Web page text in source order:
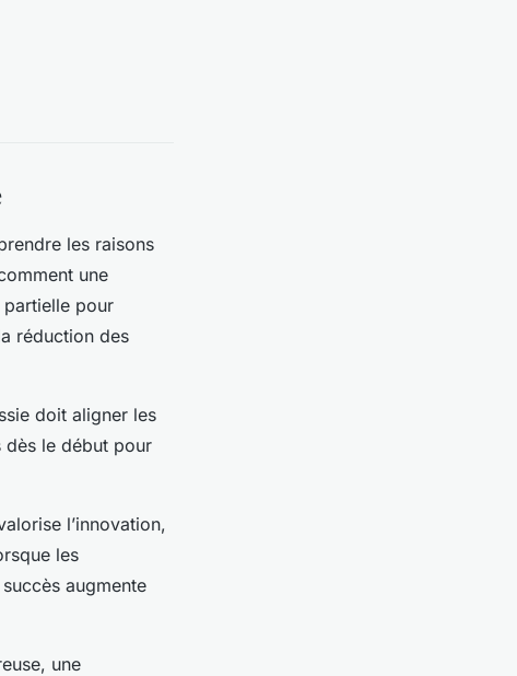
les raisons
une
partielle pour
réduction des
doit aligner les
dès le début pour
l’innovation,
les
augmente
une